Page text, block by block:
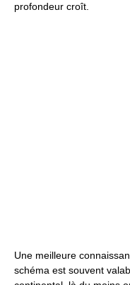
profondeur croît.
Une meilleure
schéma est souvent